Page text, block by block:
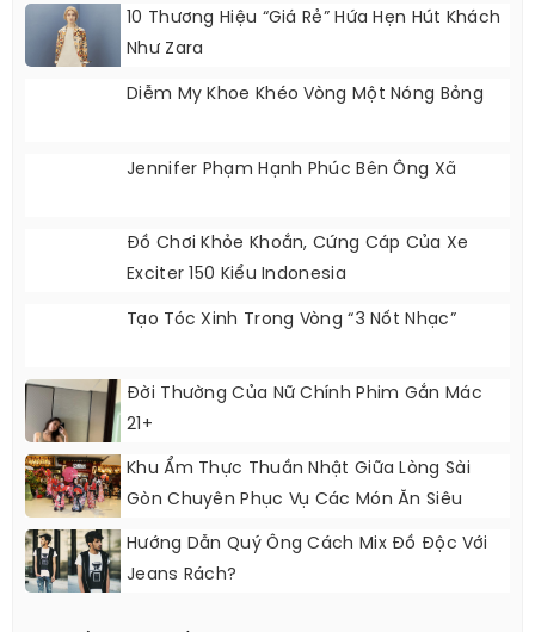
10 Thương Hiệu “giá Rẻ” Hứa Hẹn Hút Khách
Như Zara
Diễm My Khoe Khéo Vòng Một Nóng Bỏng
Jennifer Phạm Hạnh Phúc Bên Ông Xã
Đồ Chơi Khỏe Khoắn, Cứng Cáp Của Xe
Exciter 150 Kiểu Indonesia
Tạo Tóc Xinh Trong Vòng “3 Nốt Nhạc”
Đời Thường Của Nữ Chính Phim Gắn Mác
21+
Khu Ẩm Thực Thuần Nhật Giữa Lòng Sài
Gòn Chuyên Phục Vụ Các Món Ăn Siêu
Ngon
Hướng Dẫn Quý Ông Cách Mix Đồ Độc Với
Jeans Rách?